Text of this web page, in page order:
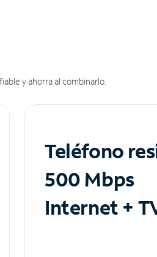
y ahorra al combinarlo.
Teléfono
500 Mbps
Internet +